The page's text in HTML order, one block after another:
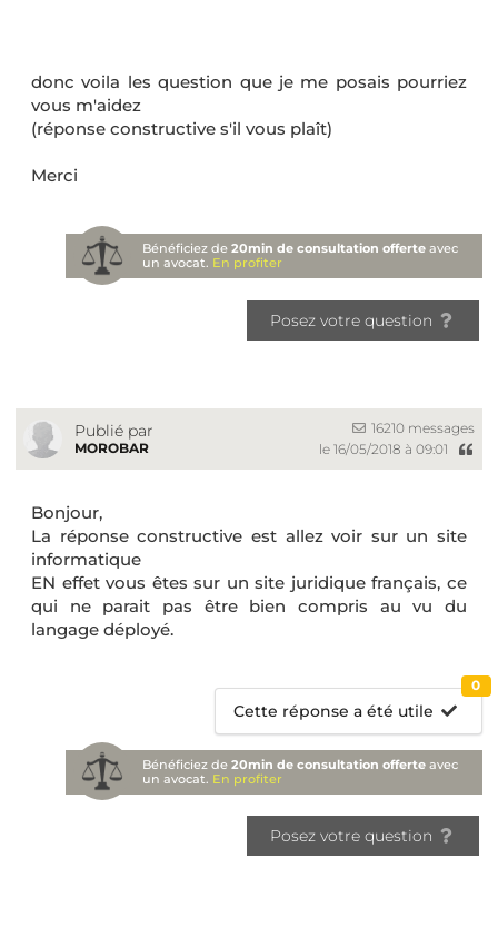
donc voila les question que je me posais pourriez
vous m'aidez
(réponse constructive s'il vous plaît)
Merci
Bénéficiez de20min de consultation offerte avec
un avocat. En profiter
Posez votre question
Publié par
MOROBAR
16210 messages
le 16/05/2018 à 09:01
Bonjour,
La réponse constructive est allez voir sur un site
informatique
EN effet vous êtes sur un site juridique français, ce
qui ne parait pas être bien compris au vu du
langage déployé.
Cette réponse a été utile
0
Bénéficiez de20min de consultation offerte avec
un avocat. En profiter
Posez votre question